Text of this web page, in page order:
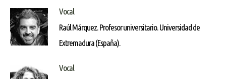
Vocal
Raúl Márquez. Profesor universitario. Universidad de
Extremadura (España).
Vocal